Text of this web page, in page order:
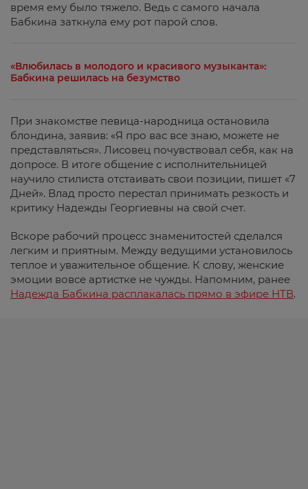
время ему было тяжело. Ведь с самого начала
Бабкина заткнула ему рот парой слов.
«Влюбилась в молодого и красивого музыканта»:
Бабкина решилась на безумство
При знакомстве певица-народница остановила
блондина, заявив: «Я про вас все знаю, можете не
представляться». Лисовец почувствовал себя, как на
допросе. В итоге общение с исполнительницей
научило стилиста отстаивать свои позиции, пишет «7
Дней». Влад просто перестал принимать резкость и
критику Надежды Георгиевны на свой счет.
Вскоре рабочий процесс знаменитостей сделался
легким и приятным. Между ведущими установилось
теплое и уважительное общение. К слову, женские
эмоции вовсе артистке не чужды. Напомним, ранее
Надежда Бабкина расплакалась прямо в эфире НТВ.